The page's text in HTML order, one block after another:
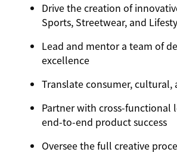
Drive the creation of
Sports, Streetwear, and
Lead and mentor a team of
excellence
Translate consumer,
Partner with cross-functional
end-to-end product success
Oversee the full creative